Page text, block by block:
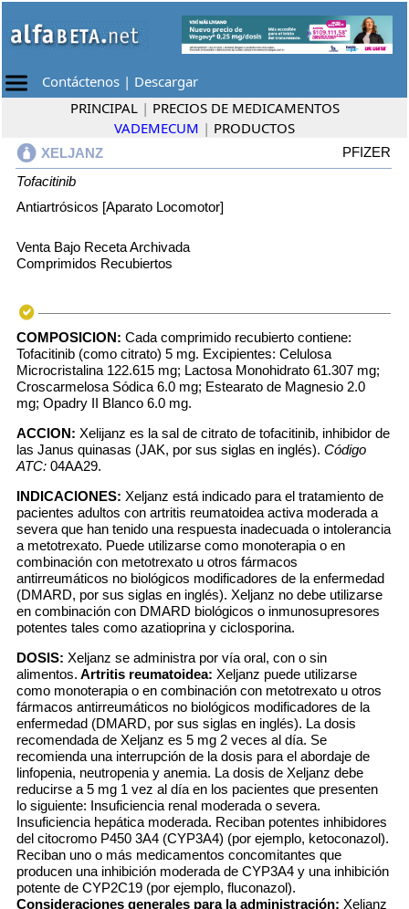
Contáctenos | Descargar
PRINCIPAL | PRECIOS DE MEDICAMENTOS
VADEMECUM | PRODUCTOS
XELJANZ
PFIZER
Tofacitinib
Antiartrósicos [Aparato Locomotor]
Venta Bajo Receta Archivada
Comprimidos Recubiertos
COMPOSICION: Cada comprimido recubierto contiene:
Tofacitinib (como citrato) 5 mg. Excipientes: Celulosa
Microcristalina 122.615 mg; Lactosa Monohidrato 61.307 mg;
Croscarmelosa Sódica 6.0 mg; Estearato de Magnesio 2.0
mg; Opadry II Blanco 6.0 mg.
ACCION: Xelijanz es la sal de citrato de tofacitinib, inhibidor de
las Janus quinasas (JAK, por sus siglas en inglés). Código
ATC: 04AA29.
INDICACIONES: Xeljanz está indicado para el tratamiento de
pacientes adultos con artritis reumatoidea activa moderada a
severa que han tenido una respuesta inadecuada o intolerancia
a metotrexato. Puede utilizarse como monoterapia o en
combinación con metotrexato u otros fármacos
antirreumáticos no biológicos modificadores de la enfermedad
(DMARD, por sus siglas en inglés). Xeljanz no debe utilizarse
en combinación con DMARD biológicos o inmunosupresores
potentes tales como azatioprina y ciclosporina.
DOSIS: Xeljanz se administra por vía oral, con o sin
alimentos. Artritis reumatoidea: Xeljanz puede utilizarse
como monoterapia o en combinación con metotrexato u otros
fármacos antirreumáticos no biológicos modificadores de la
enfermedad (DMARD, por sus siglas en inglés). La dosis
recomendada de Xeljanz es 5 mg 2 veces al día. Se
recomienda una interrupción de la dosis para el abordaje de
linfopenia, neutropenia y anemia. La dosis de Xeljanz debe
reducirse a 5 mg 1 vez al día en los pacientes que presenten
lo siguiente: Insuficiencia renal moderada o severa.
Insuficiencia hepática moderada. Reciban potentes inhibidores
del citocromo P450 3A4 (CYP3A4) (por ejemplo, ketoconazol).
Reciban uno o más medicamentos concomitantes que
producen una inhibición moderada de CYP3A4 y una inhibición
potente de CYP2C19 (por ejemplo, fluconazol).
Consideraciones generales para la administración: Xeljanz